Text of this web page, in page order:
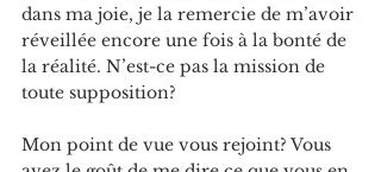
dans ma joie, je la remercie de m’avoir
réveillée encore une fois à la bonté de
la réalité. N’est-ce pas la mission de
toute supposition?
Mon point de vue vous rejoint? Vous